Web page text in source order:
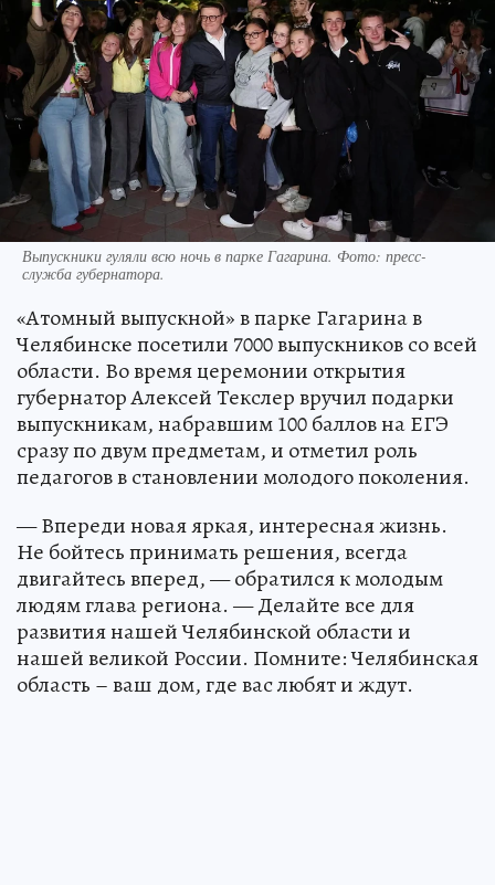
Выпускники гуляли всю ночь в парке Гагарина. Фото: пресс-
служба губернатора.
«Атомный выпускной» в парке Гагарина в
Челябинске посетили 7000 выпускников со всей
области. Во время церемонии открытия
губернатор Алексей Текслер вручил подарки
выпускникам, набравшим 100 баллов на ЕГЭ
сразу по двум предметам, и отметил роль
педагогов в становлении молодого поколения.
— Впереди новая яркая, интересная жизнь.
Не бойтесь принимать решения, всегда
двигайтесь вперед, — обратился к молодым
людям глава региона. — Делайте все для
развития нашей Челябинской области и
нашей великой России. Помните: Челябинская
область – ваш дом, где вас любят и ждут.